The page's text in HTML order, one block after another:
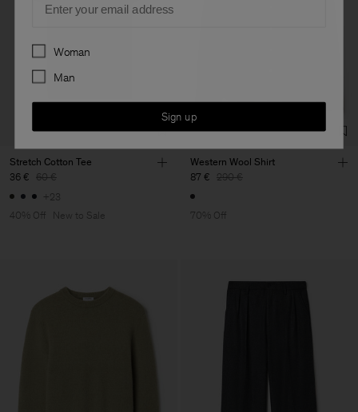
Stretch Cotton Tee
36 € 60 €
+23
40% Off
New to Sale
Western Wool Shirt
87 € 290 €
70% Off
Preferences
Woman
Man
Sign up